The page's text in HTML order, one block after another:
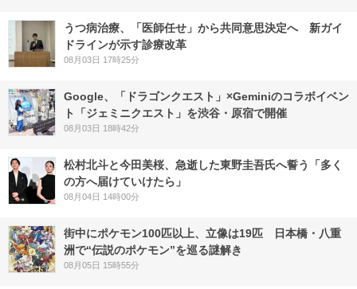
うつ病治療、「医師任せ」から共同意思決定へ 新ガイ
ドラインが示す診療改革
08月03日 17時25分
Google、「ドラゴンクエスト」×Geminiのコラボイベン
ト「ジェミニクエスト」を渋谷・原宿で開催
08月03日 18時42分
松村北斗と今田美桜、急逝した東野圭吾氏へ誓う「多く
の方へ届けていけたら」
08月04日 14時00分
街中にポケモン100匹以上、立像は19匹 日本橋・八重
洲で“伝説のポケモン”を巡る謎解き
08月05日 15時55分